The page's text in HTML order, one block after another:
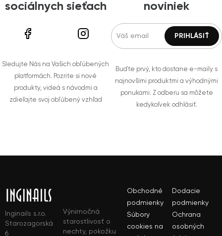
sociálnych sieťach
Sledujte Nás na Vašich obľúbených
platformách. Pozrite si nové
produkty, videá s návodmi a
zdieľajte svoj obľúbený vzhľad
noviniek
Buďte prvý, kto dostane e-maily s
najnovšími produktmi a výhodnými
ponukami. Z odberu sa môžete
kedykoľvek odhlásiť.
Inginails s.r.o.
Starozagorská
6
Výnimočná
starostlivosť o
nechty, pokožku
Obchodné
podmienky
Dodacie
podmienky
Súbory
cookies na
Ochrana
osobných